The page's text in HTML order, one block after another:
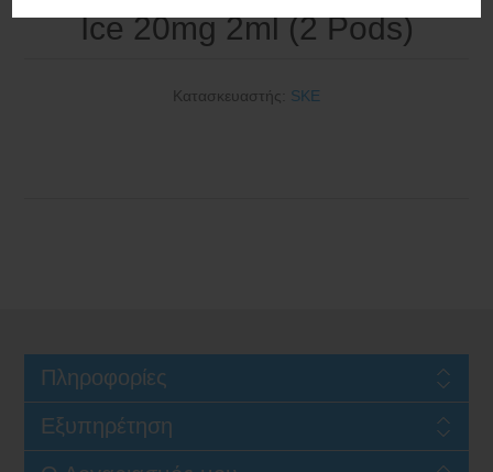
Ice 20mg 2ml (2 Pods)
Κατασκευαστής: SKE
Πληροφορίες
Εξυπηρέτηση